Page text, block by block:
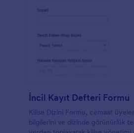
İncil Kayıt Defteri Formu
Kilise Dizini Formu, cemaat
bilgilerini ve dizinde görünürlük